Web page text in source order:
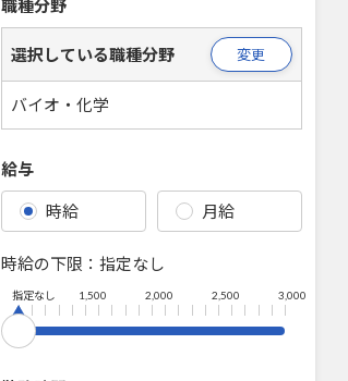
職種分野
選択している職種分野 変更
バイオ・化学
給与
時給 月給
時給の下限： 指定なし
指定なし 1,500 2,000 2,500 3,000